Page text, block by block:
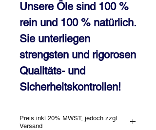
Unsere Öle sind 100 %
rein und 100 % natürlich.
Sie unterliegen
strengsten und rigorosen
Qualitäts- und
Sicherheitskontrollen!
Preis inkl 20% MWST, jedoch zzgl.
Versand